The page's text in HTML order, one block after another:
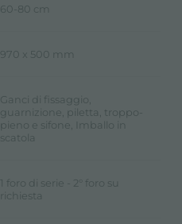
60-80 cm
970 x 500 mm
Ganci di fissaggio,
guarnizione, piletta, troppo-
pieno e sifone, Imballo in
scatola
1 foro di serie - 2° foro su
richiesta